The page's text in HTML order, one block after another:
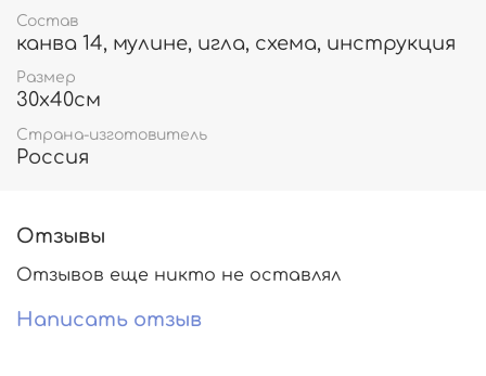
Состав
канва 14, мулине, игла, схема, инструкция
Размер
30х40см
Страна-изготовитель
Россия
Отзывы
Отзывов еще никто не оставлял
Написать отзыв